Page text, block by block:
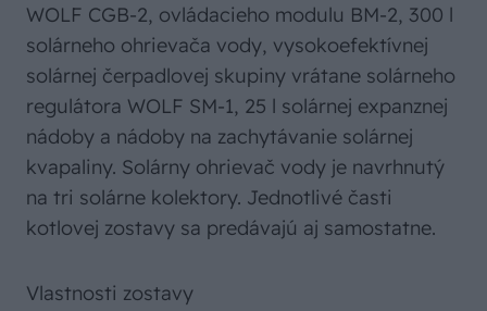
WOLF CGB-2, ovládacieho modulu BM-2, 300 l
solárneho ohrievača vody, vysokoefektívnej
solárnej čerpadlovej skupiny vrátane solárneho
regulátora WOLF SM-1, 25 l solárnej expanznej
nádoby a nádoby na zachytávanie solárnej
kvapaliny. Solárny ohrievač vody je navrhnutý
na tri solárne kolektory. Jednotlivé časti
kotlovej zostavy sa predávajú aj samostatne.
Vlastnosti zostavy